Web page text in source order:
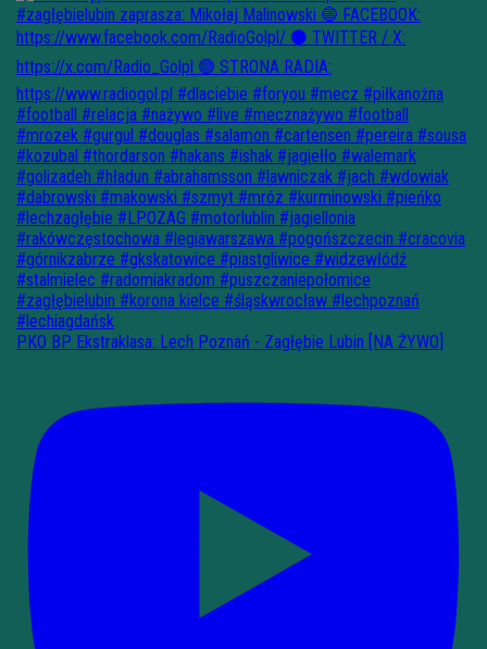
PKO BP Ekstraklasa: Lech Poznań - Zagłębie Lubin [NA ŻYWO]